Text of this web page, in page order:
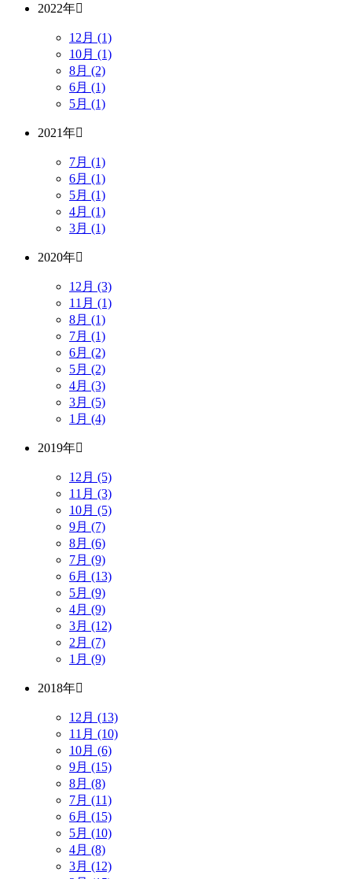
2022年
12月 (1)
10月 (1)
8月 (2)
6月 (1)
5月 (1)
2021年
7月 (1)
6月 (1)
5月 (1)
4月 (1)
3月 (1)
2020年
12月 (3)
11月 (1)
8月 (1)
7月 (1)
6月 (2)
5月 (2)
4月 (3)
3月 (5)
1月 (4)
2019年
12月 (5)
11月 (3)
10月 (5)
9月 (7)
8月 (6)
7月 (9)
6月 (13)
5月 (9)
4月 (9)
3月 (12)
2月 (7)
1月 (9)
2018年
12月 (13)
11月 (10)
10月 (6)
9月 (15)
8月 (8)
7月 (11)
6月 (15)
5月 (10)
4月 (8)
3月 (12)